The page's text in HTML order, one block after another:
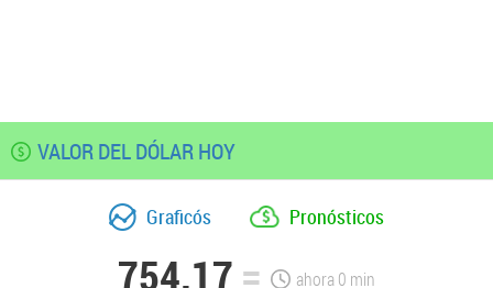
VALOR DEL DÓLAR HOY
Graficós Pronósticos
754.17 ahora0 min